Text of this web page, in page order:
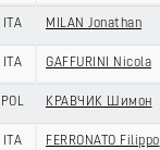
ITA MILAN Jonathan
ITA GAFFURINI Nicola
POL КРАВЧИК Шимон
ITA FERRONATO Filippo